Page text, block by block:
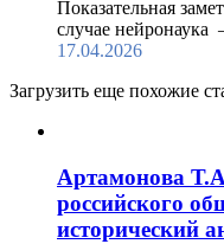
Показательная
случае
17.04.2026
Загрузить еще похожие
Артамонова
российского
исторический